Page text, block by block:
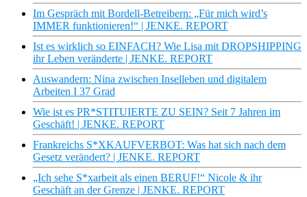
Im Gespräch mit Bordell-Betreibern: „Für mich wird’s
IMMER funktionieren!“ | JENKE. REPORT
Ist es wirklich so EINFACH? Wie Lisa mit DROPSHIPPING
ihr Leben veränderte | JENKE. REPORT
Auswandern: Nina zwischen Inselleben und digitalem
Arbeiten I 37 Grad
Wie ist es PR*STITUIERTE ZU SEIN? Seit 7 Jahren im
Geschäft! | JENKE. REPORT
Frankreichs S*XKAUFVERBOT: Was hat sich nach dem
Gesetz verändert? | JENKE. REPORT
„Ich sehe S*xarbeit als einen BERUF!“ Nicole & ihr
Geschäft an der Grenze | JENKE. REPORT